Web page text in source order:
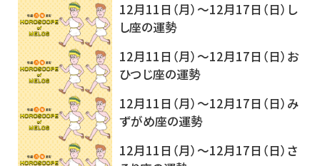
12月11日（月）～12月17日（日）し
し座の運勢
12月11日（月）～12月17日（日）お
ひつじ座の運勢
12月11日（月）～12月17日（日）み
ずがめ座の運勢
12月11日（月）～12月17日（日）さ